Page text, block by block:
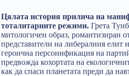
Цялата история прилича на
тоталитарните режими. Грета
митологичен образ, романтизиран
представители на либералния елит
героична персонификация на
предвожда кохортата на
как да спаси планетата преди да